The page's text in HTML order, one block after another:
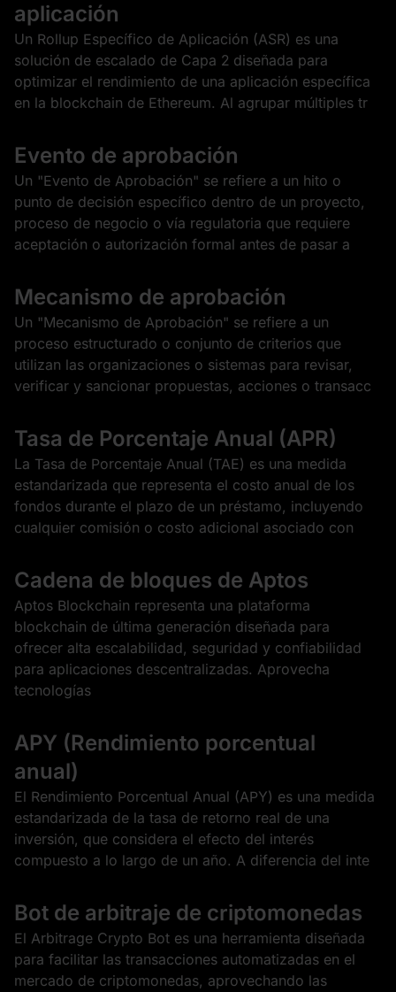
aplicación
Un Rollup Específico de Aplicación (ASR) es una
solución de escalado de Capa 2 diseñada para
optimizar el rendimiento de una aplicación específica
en la blockchain de Ethereum. Al agrupar múltiples tr
Evento de aprobación
Un "Evento de Aprobación" se refiere a un hito o
punto de decisión específico dentro de un proyecto,
proceso de negocio o vía regulatoria que requiere
aceptación o autorización formal antes de pasar a
Mecanismo de aprobación
Un "Mecanismo de Aprobación" se refiere a un
proceso estructurado o conjunto de criterios que
utilizan las organizaciones o sistemas para revisar,
verificar y sancionar propuestas, acciones o transacc
Tasa de Porcentaje Anual (APR)
La Tasa de Porcentaje Anual (TAE) es una medida
estandarizada que representa el costo anual de los
fondos durante el plazo de un préstamo, incluyendo
cualquier comisión o costo adicional asociado con
Cadena de bloques de Aptos
Aptos Blockchain representa una plataforma
blockchain de última generación diseñada para
ofrecer alta escalabilidad, seguridad y confiabilidad
para aplicaciones descentralizadas. Aprovecha
tecnologías
APY (Rendimiento porcentual
anual)
El Rendimiento Porcentual Anual (APY) es una medida
estandarizada de la tasa de retorno real de una
inversión, que considera el efecto del interés
compuesto a lo largo de un año. A diferencia del inte
Bot de arbitraje de criptomonedas
El Arbitrage Crypto Bot es una herramienta diseñada
para facilitar las transacciones automatizadas en el
mercado de criptomonedas, aprovechando las